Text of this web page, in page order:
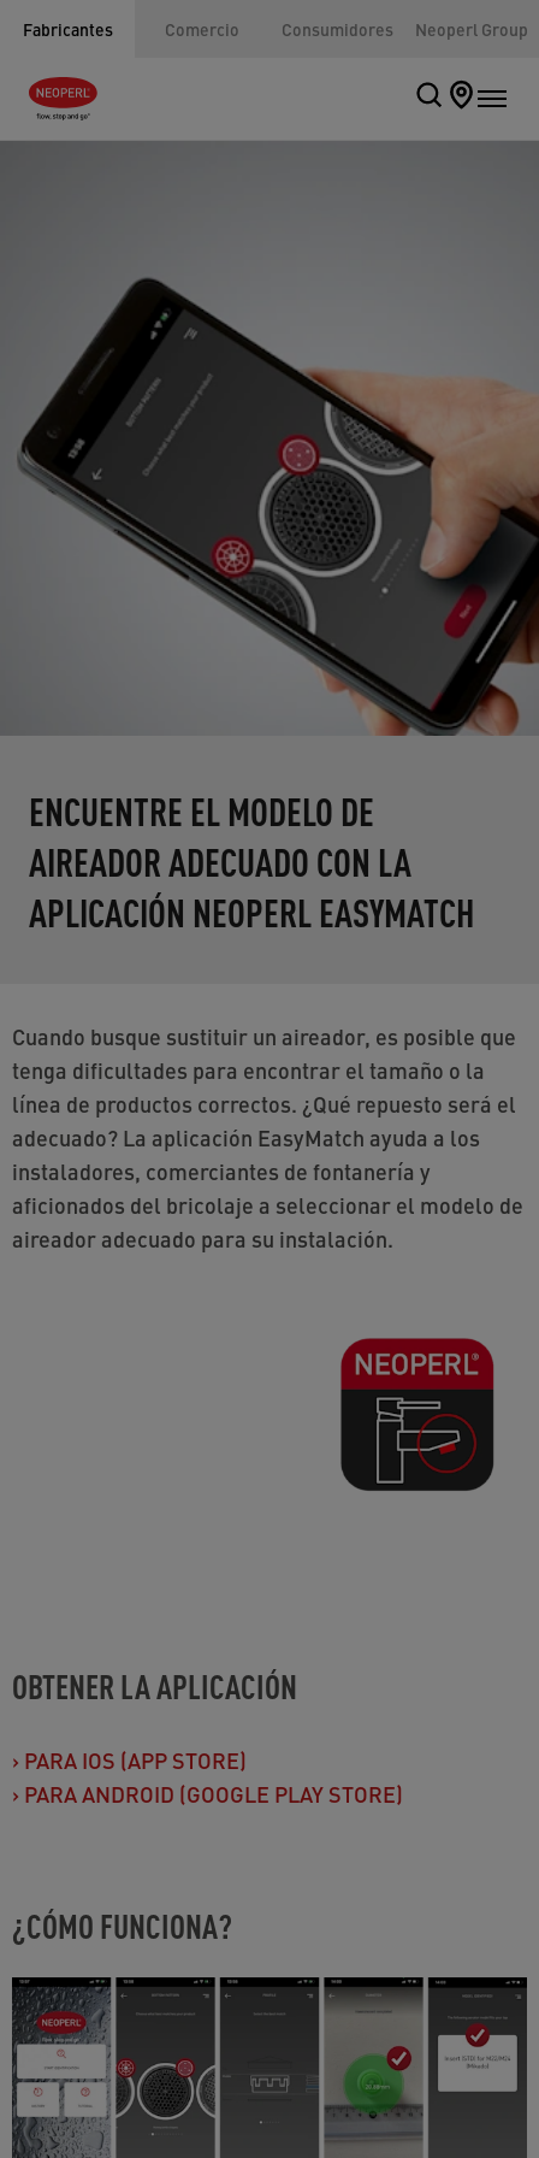
Fabricantes Comercio Consumidores Neoperl Group
ENCUENTRE EL MODELO DE
AIREADOR ADECUADO CON LA
APLICACIÓN NEOPERL EASYMATCH
Cuando busque sustituir un aireador, es posible que
tenga dificultades para encontrar el tamaño o la
línea de productos correctos. ¿Qué repuesto será el
adecuado? La aplicación EasyMatch ayuda a los
instaladores, comerciantes de fontanería y
aficionados del bricolaje a seleccionar el modelo de
aireador adecuado para su instalación.
OBTENER LA APLICACIÓN
› PARA IOS (APP STORE)
› PARA ANDROID (GOOGLE PLAY STORE)
¿CÓMO FUNCIONA?